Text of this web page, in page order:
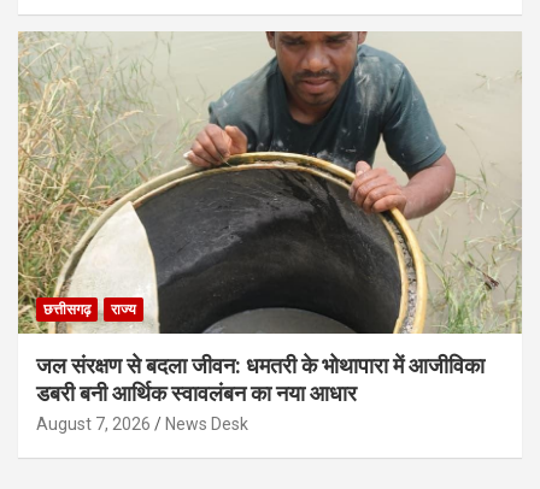
छत्तीसगढ़ राज्य
जल संरक्षण से बदला जीवन: धमतरी के भोथापारा में आजीविका
डबरी बनी आर्थिक स्वावलंबन का नया आधार
August 7, 2026 News Desk